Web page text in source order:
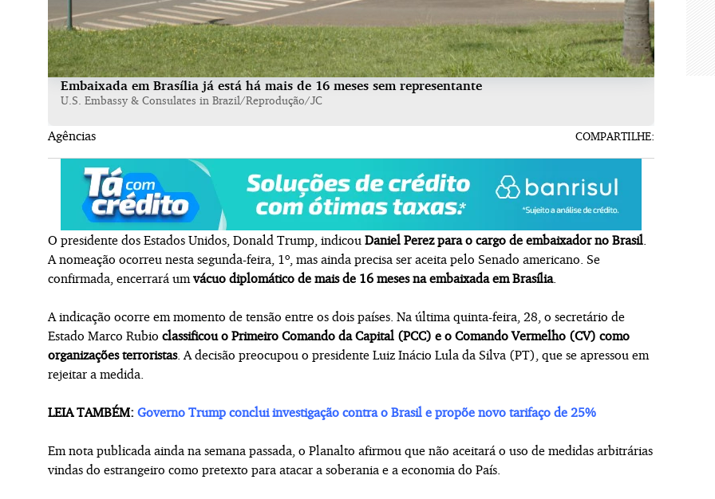
Embaixada em Brasília já está há mais de 16 meses sem representante
U.S. Embassy & Consulates in Brazil/Reprodução/JC
COMPARTILHE:
Agências
O presidente dos Estados Unidos, Donald Trump, indicou Daniel Perez para o cargo de embaixador no Brasil.
A nomeação ocorreu nesta segunda-feira, 1º, mas ainda precisa ser aceita pelo Senado americano. Se
confirmada, encerrará umvácuo diplomático de mais de 16 meses na embaixada em Brasília.
A indicação ocorre em momento de tensão entre os dois países. Na última quinta-feira, 28, o secretário de
Estado Marco Rubio classificou o Primeiro Comando da Capital (PCC) e o Comando Vermelho (CV) como
organizações terroristas. A decisão preocupou o presidente Luiz Inácio Lula da Silva (PT), que se apressou em
rejeitar a medida.
LEIA TAMBÉM: Governo Trump conclui investigação contra o Brasil e propõe novo tarifaço de 25%
Em nota publicada ainda na semana passada, o Planalto afirmou que não aceitará o uso de medidas arbitrárias
vindas do estrangeiro como pretexto para atacar a soberania e a economia do País.